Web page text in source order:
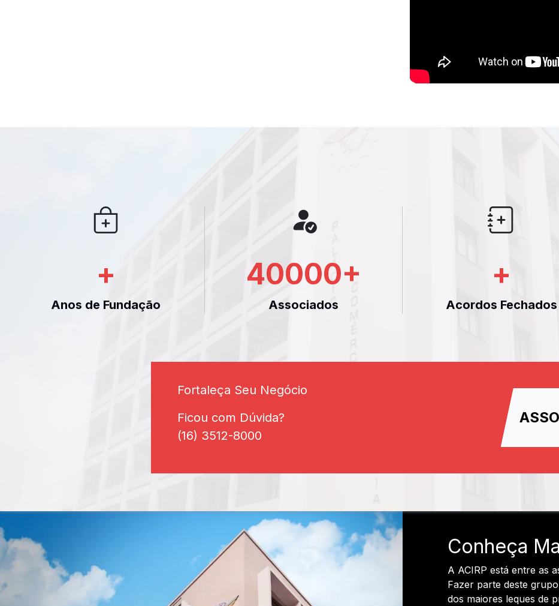
+
Anos de Fundação
40000+
Associados
+
Acordos Fechados
Fortaleça Seu Negócio
Ficou com Dúvida?
(16) 3512-8000
Conheça
A ACIRP está entre as
Fazer parte deste
dos maiores leques de